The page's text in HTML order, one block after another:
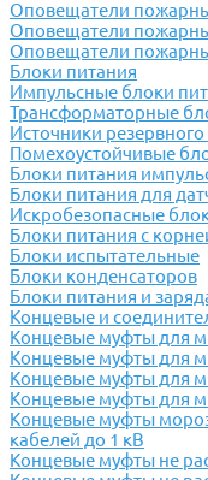
Оповещатели
Оповещатели
Оповещатели
Блоки питания
Импульсные блоки
Трансформаторные
Источники
Помехоустойчивые
Блоки питания
Блоки питания для
Искробезопасные
Блоки питания с
Блоки испытательные
Блоки конденсаторов
Блоки питания и
Концевые и
Концевые муфты для
Концевые муфты для
Концевые муфты для
Концевые муфты для
Концевые муфты
кабелей до 1 кВ
Концевые муфты не